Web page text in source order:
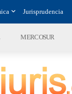
Jurisprudencia
MERCOSUR